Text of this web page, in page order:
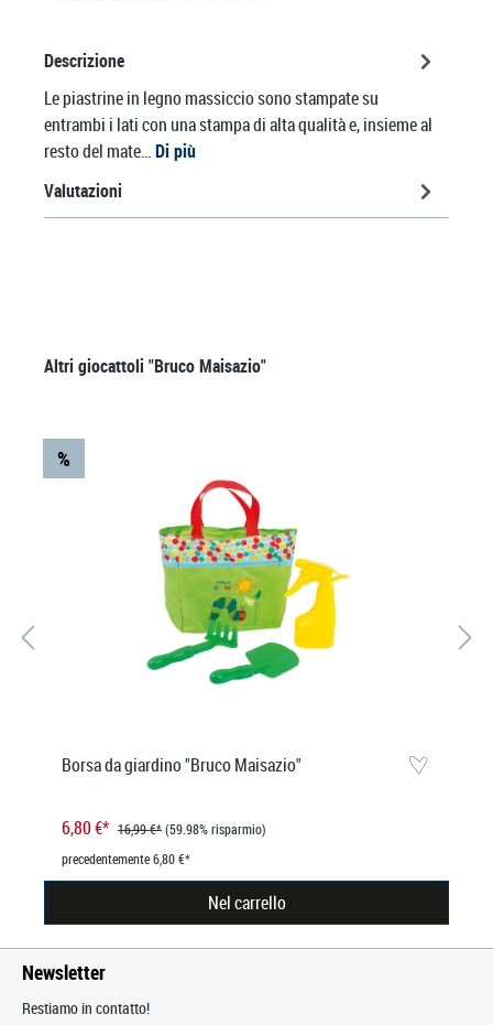
Descrizione
Le piastrine in legno massiccio sono stampate su
entrambi i lati con una stampa di alta qualità e, insieme al
resto del mate…Di più
Valutazioni
Salta la galleria dei prodotti
Altri giocattoli "Bruco Maisazio"
%
Borsa da giardino "Bruco Maisazio"
6,80 €* 16,99 €*(59.98% risparmio)
precedentemente 6,80 €*
Nel carrello
Newsletter
Restiamo in contatto!